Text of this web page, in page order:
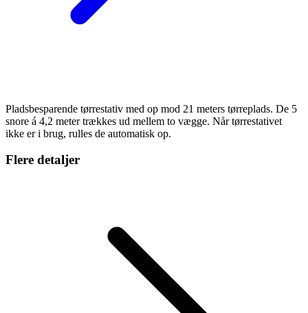
Pladsbesparende tørrestativ med op mod 21 meters tørreplads. De 5
snore á 4,2 meter trækkes ud mellem to vægge. Når tørrestativet
ikke er i brug, rulles de automatisk op.
Flere detaljer